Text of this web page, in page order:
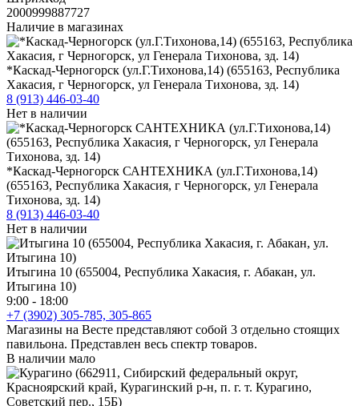
2000999887727
Наличие в магазинах
*Каскад-Черногорск (ул.Г.Тихонова,14) (655163, Республика
Хакасия, г Черногорск, ул Генерала Тихонова, зд. 14)
8 (913) 446-03-40
Нет в наличии
*Каскад-Черногорск САНТЕХНИКА (ул.Г.Тихонова,14)
(655163, Республика Хакасия, г Черногорск, ул Генерала
Тихонова, зд. 14)
8 (913) 446-03-40
Нет в наличии
Итыгина 10 (655004, Республика Хакасия, г. Абакан, ул.
Итыгина 10)
9:00 - 18:00
+7 (3902) 305-785, 305-865
Магазины на Весте представляют собой 3 отдельно стоящих
павильона. Представлен весь спектр товаров.
В наличии мало